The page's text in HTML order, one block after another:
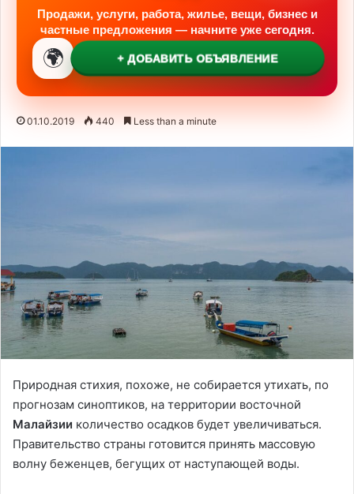
Продажи, услуги, работа, жилье, вещи, бизнес и
частные предложения — начните уже сегодня.
🌍 + ДОБАВИТЬ ОБЪЯВЛЕНИЕ
01.10.2019 440 Less than a minute
Природная стихия, похоже, не собирается утихать, по
прогнозам синоптиков, на территории восточной
Малайзии количество осадков будет увеличиваться.
Правительство страны готовится принять массовую
волну беженцев, бегущих от наступающей воды.